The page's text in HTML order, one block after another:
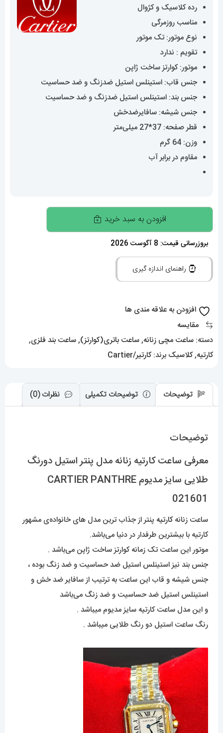
رده کلاسیک و کژوال
مناسب روزمرگی
نوع موتور: تک موتور
تقویم : ندارد
موتور: کوارتز ساخت ژاپن
جنس قاب: استینلس استیل ضدزنگ و ضد حساسیت
جنس بند: استینلس استیل ضدزنگ و ضد حساسیت
جنس شیشه: سافایرضدخش
قطر صفحه: 37*27 میلی‌متر
وزن: 64 گرم
مقاوم در برابر آب
ساعت
کارتیه
زنانه
مدل
طلایی
CARTIER
021601
عدد
افزودن به سبد خرید
بروزرسانی قیمت: 8 آگوست 2026
راهنمای اندازه گیری
افزودن به علاقه مندی ها
مقایسه
دسته: ساعت مچی زنانه,ساعت باتری(کوارتز),ساعت بند فلزی,
کارتیه,کلاسیک برند:کارتیر/Cartier
توضیحات توضیحات تکمیلی نظرات (0)
توضیحات
معرفی ساعت کارتیه زنانه مدل پنتر استیل دورنگ
طلایی سایز مدیوم CARTIER PANTHRE
021601
ساعت زنانهکارتیه پنتر از جذاب ترین مدل های خانواده‌ی مشهور
کارتیه با بیشترین طرفدار در دنیا می‌باشد.
موتور این ساعت تک زمانه کوارتز ساخت ژاپن می‌باشد .
جنس بند نیز استینلس استیل ضد حساسیت و ضد زنگ بوده ،
جنس شیشه و قاب این ساعت به ترتیب از سافایر ضد خش و
استینلس استیل ضد حساسیت و ضد زنگ می‌باشد
و این مدل ساعت کارتیه سایز مدیوم میباشد .
رنگ ساعت استیل دو رنگ طلایی میباشد .